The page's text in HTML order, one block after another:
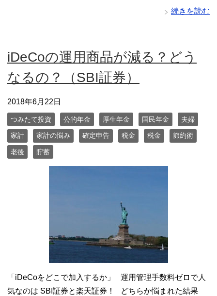
続きを読む
iDeCoの運用商品が減る？どう
なるの？（SBI証券）
2018年6月22日
つみたて投資 公的年金 厚生年金 国民年金 夫婦
家計 家計の悩み 確定申告 税金 税金 節約術
老後 貯蓄
「iDeCoをどこで加入するか」 運用管理手数料ゼロで人
気なのは SBI証券と楽天証券！ どちらか悩まれた結果